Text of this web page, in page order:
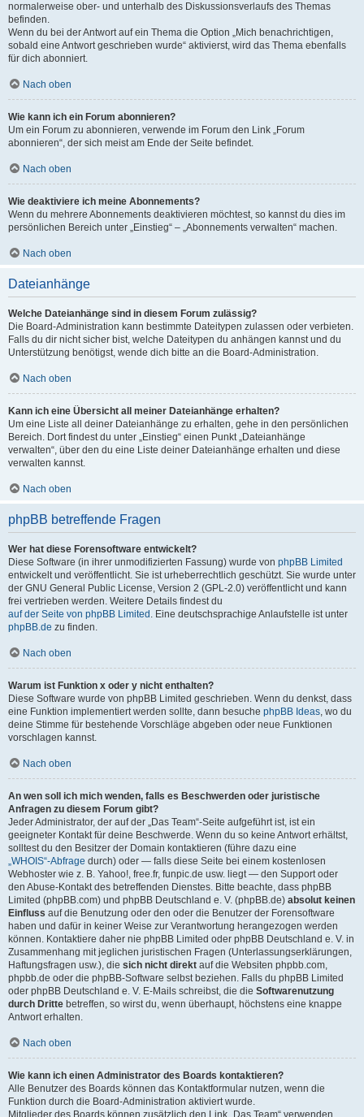
normalerweise ober- und unterhalb des Diskussionsverlaufs des Themas
befinden.
Wenn du bei der Antwort auf ein Thema die Option „Mich benachrichtigen,
sobald eine Antwort geschrieben wurde“ aktivierst, wird das Thema ebenfalls
für dich abonniert.
Nach oben
Wie kann ich ein Forum abonnieren?
Um ein Forum zu abonnieren, verwende im Forum den Link „Forum
abonnieren“, der sich meist am Ende der Seite befindet.
Nach oben
Wie deaktiviere ich meine Abonnements?
Wenn du mehrere Abonnements deaktivieren möchtest, so kannst du dies im
persönlichen Bereich unter „Einstieg“ – „Abonnements verwalten“ machen.
Nach oben
Dateianhänge
Welche Dateianhänge sind in diesem Forum zulässig?
Die Board-Administration kann bestimmte Dateitypen zulassen oder verbieten.
Falls du dir nicht sicher bist, welche Dateitypen du anhängen kannst und du
Unterstützung benötigst, wende dich bitte an die Board-Administration.
Nach oben
Kann ich eine Übersicht all meiner Dateianhänge erhalten?
Um eine Liste all deiner Dateianhänge zu erhalten, gehe in den persönlichen
Bereich. Dort findest du unter „Einstieg“ einen Punkt „Dateianhänge
verwalten“, über den du eine Liste deiner Dateianhänge erhalten und diese
verwalten kannst.
Nach oben
phpBB betreffende Fragen
Wer hat diese Forensoftware entwickelt?
Diese Software (in ihrer unmodifizierten Fassung) wurde von phpBB Limited
entwickelt und veröffentlicht. Sie ist urheberrechtlich geschützt. Sie wurde unter
der GNU General Public License, Version 2 (GPL-2.0) veröffentlicht und kann
frei vertrieben werden. Weitere Details findest du
auf der Seite von phpBB Limited . Eine deutschsprachige Anlaufstelle ist unter
phpBB.de zu finden.
Nach oben
Warum ist Funktion x oder y nicht enthalten?
Diese Software wurde von phpBB Limited geschrieben. Wenn du denkst, dass
eine Funktion implementiert werden sollte, dann besuche phpBB Ideas, wo du
deine Stimme für bestehende Vorschläge abgeben oder neue Funktionen
vorschlagen kannst.
Nach oben
An wen soll ich mich wenden, falls es Beschwerden oder juristische
Anfragen zu diesem Forum gibt?
Jeder Administrator, der auf der „Das Team“-Seite aufgeführt ist, ist ein
geeigneter Kontakt für deine Beschwerde. Wenn du so keine Antwort erhältst,
solltest du den Besitzer der Domain kontaktieren (führe dazu eine
„WHOIS“-Abfrage durch) oder — falls diese Seite bei einem kostenlosen
Webhoster wie z. B. Yahoo!, free.fr, funpic.de usw. liegt — den Support oder
den Abuse-Kontakt des betreffenden Dienstes. Bitte beachte, dass phpBB
Limited (phpBB.com) und phpBB Deutschland e. V. (phpBB.de) absolut keinen
Einfluss auf die Benutzung oder den oder die Benutzer der Forensoftware
haben und dafür in keiner Weise zur Verantwortung herangezogen werden
können. Kontaktiere daher nie phpBB Limited oder phpBB Deutschland e. V. in
Zusammenhang mit jeglichen juristischen Fragen (Unterlassungserklärungen,
Haftungsfragen usw.), die sich nicht direkt auf die Websiten phpbb.com,
phpbb.de oder die phpBB-Software selbst beziehen. Falls du phpBB Limited
oder phpBB Deutschland e. V. E-Mails schreibst, die die Softwarenutzung
durch Dritte betreffen, so wirst du, wenn überhaupt, höchstens eine knappe
Antwort erhalten.
Nach oben
Wie kann ich einen Administrator des Boards kontaktieren?
Alle Benutzer des Boards können das Kontaktformular nutzen, wenn die
Funktion durch die Board-Administration aktiviert wurde.
Mitglieder des Boards können zusätzlich den Link „Das Team“ verwenden.